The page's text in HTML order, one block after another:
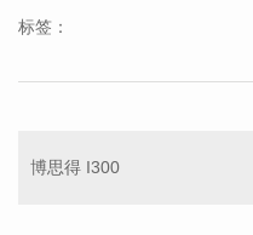
标签：
博思得 I300